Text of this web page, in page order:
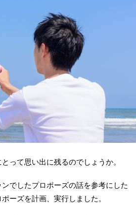
って思い出に残るのでしょうか。
でしたプロポーズの話を参考にした
ーズを計画、実行しました。